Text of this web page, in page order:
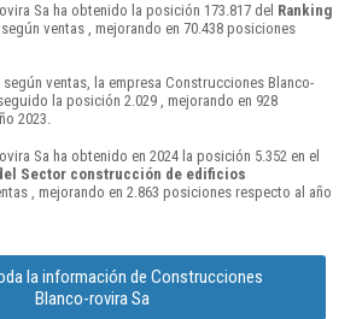
Sa ha obtenido la posición 173.817 del Ranking
según ventas , mejorando en 70.438 posiciones
según ventas, la empresa Construcciones Blanco-
la posición 2.029 , mejorando en 928
2023.
Sa ha obtenido en 2024 la posición 5.352 en el
Sector construcción de edificios
, mejorando en 2.863 posiciones respecto al año
la información de Construcciones
Blanco-rovira Sa